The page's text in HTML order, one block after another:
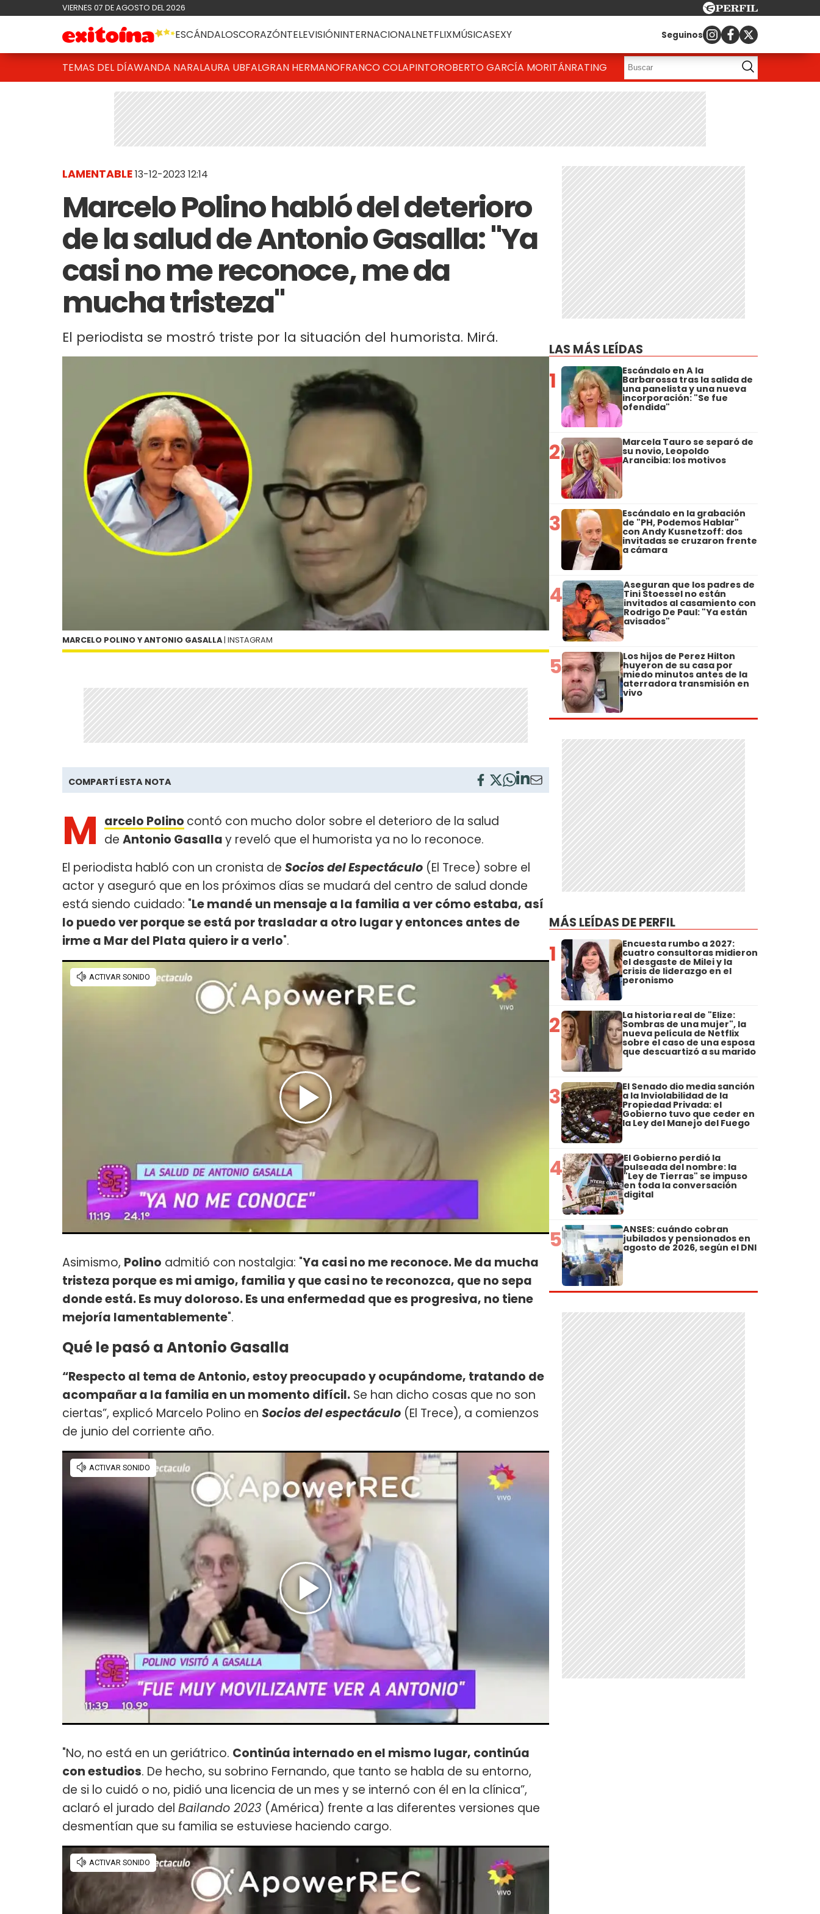
VIERNES 07 DE AGOSTO DEL 2026
ESCÁNDALOSCORAZÓNTELEVISIÓNINTERNACIONALNETFLIXMÚSICASEXY Seguinos
TEMAS DEL DÍAWANDA NARALAURA UBFALGRAN HERMANOFRANCO COLAPINTOROBERTO GARCÍA MORITÁNRATING
LAMENTABLE13-12-2023 12:14
Marcelo Polino habló del deterioro
de la salud de Antonio Gasalla: "Ya
casi no me reconoce, me da
mucha tristeza"
El periodista se mostró triste por la situación del humorista. Mirá.
MARCELO POLINO Y ANTONIO GASALLA | INSTAGRAM
COMPARTÍ ESTA NOTA
M arcelo Polino contó con mucho dolor sobre el deterioro de la salud
de Antonio Gasallay reveló que el humorista ya no lo reconoce.
El periodista habló con un cronista de Socios del Espectáculo (El Trece) sobre el
actor y aseguró que en los próximos días se mudará del centro de salud donde
está siendo cuidado: "Le mandé un mensaje a la familia a ver cómo estaba, así
lo puedo ver porque se está por trasladar a otro lugar y entonces antes de
irme a Mar del Plata quiero ir a verlo".
Asimismo, Polino admitió con nostalgia: "Ya casi no me reconoce. Me da mucha
tristeza porque es mi amigo, familia y que casi no te reconozca, que no sepa
donde está. Es muy doloroso. Es una enfermedad que es progresiva, no tiene
mejoría lamentablemente".
Qué le pasó a Antonio Gasalla
“Respecto al tema de Antonio, estoy preocupado y ocupándome, tratando de
acompañar a la familia en un momento difícil. Se han dicho cosas que no son
ciertas”, explicó Marcelo Polino en Socios del espectáculo (El Trece), a comienzos
de junio del corriente año.
"No, no está en un geriátrico. Continúa internado en el mismo lugar, continúa
con estudios. De hecho, su sobrino Fernando, que tanto se habla de su entorno,
de si lo cuidó o no, pidió una licencia de un mes y se internó con él en la clínica”,
aclaró el jurado del Bailando 2023 (América) frente a las diferentes versiones que
desmentían que su familia se estuviese haciendo cargo.
LAS MÁS LEÍDAS
1 Escándalo en A la
Barbarossa tras la salida de
una panelista y una nueva
incorporación: "Se fue
ofendida"
2 Marcela Tauro se separó de
su novio, Leopoldo
Arancibia: los motivos
3 Escándalo en la grabación
de "PH, Podemos Hablar"
con Andy Kusnetzoff: dos
invitadas se cruzaron frente
a cámara
4 Aseguran que los padres de
Tini Stoessel no están
invitados al casamiento con
Rodrigo De Paul: "Ya están
avisados"
5 Los hijos de Perez Hilton
huyeron de su casa por
miedo minutos antes de la
aterradora transmisión en
vivo
MÁS LEÍDAS DE PERFIL
1 Encuesta rumbo a 2027:
cuatro consultoras midieron
el desgaste de Milei y la
crisis de liderazgo en el
peronismo
2 La historia real de "Elize:
Sombras de una mujer", la
nueva película de Netflix
sobre el caso de una esposa
que descuartizó a su marido
3 El Senado dio media sanción
a la Inviolabilidad de la
Propiedad Privada: el
Gobierno tuvo que ceder en
la Ley del Manejo del Fuego
4 El Gobierno perdió la
pulseada del nombre: la
"Ley de Tierras" se impuso
en toda la conversación
digital
5 ANSES: cuándo cobran
jubilados y pensionados en
agosto de 2026, según el DNI